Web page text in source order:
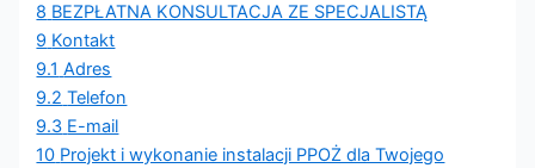
8 BEZPŁATNA KONSULTACJA ZE SPECJALISTĄ
9 Kontakt
9.1 Adres
9.2 Telefon
9.3 E-mail
10 Projekt i wykonanie instalacji PPOŻ dla Twojego